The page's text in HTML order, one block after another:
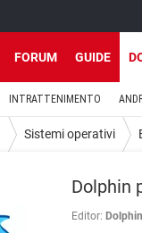
FORUM GUIDE
INTRATTENIMENTO
Sistemi operativi
Dolphin
Editor: